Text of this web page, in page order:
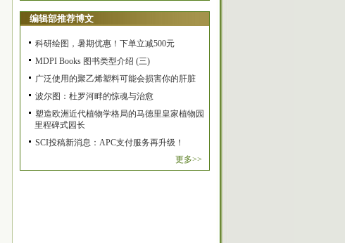
编辑部推荐博文
科研绘图，暑期优惠！下单立减500元
MDPI Books 图书类型介绍 (三)
广泛使用的聚乙烯塑料可能会损害你的肝脏
波尔图：杜罗河畔的惊魂与治愈
塑造欧洲近代植物学格局的马德里皇家植物园
里程碑式园长
SCI投稿新消息：APC支付服务再升级！
更多>>